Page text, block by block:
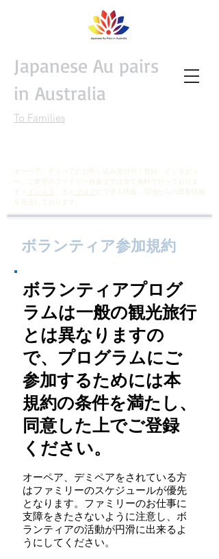
Japanese Au pairs
in Australia
オーペア、デミペアのお申し込み受付中！登録、インタビュ
ー、ご希望のファミリー検索までは全て無料で行っておりま
インスタ 、また ブログ
にて求人情報、現地からの最新情報
を発信しております。
To Families
ボランティア参加規約
ボランティアプログ
ラムは一般の観光旅行
とは異なりますの
で、プログラムにご
参加するためには本
規約の条件を満たし、
同意した上でご登録
ください。
オーペア、デミペアをされている方
はファミリーのスケジュールが優先
となります。ファミリーのお仕事に
支障をきたさないように注意し、ボ
ランティアの活動が円滑に出来るよ
うにしてください。